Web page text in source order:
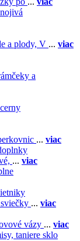
a plody, V ... viac
a
... viac
... viac
... viac
vázy ... viac
taniere sklo